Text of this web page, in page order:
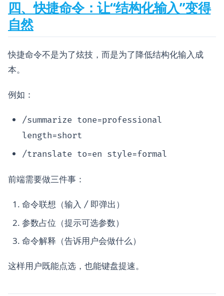
四、快捷命令：让“结构化输入”变得
自然
快捷命令不是为了炫技，而是为了降低结构化输入成
本。
例如：
/summarize tone=professional
length=short
/translate to=en style=formal
前端需要做三件事：
命令联想（输入 / 即弹出）
参数占位（提示可选参数）
命令解释（告诉用户会做什么）
这样用户既能点选，也能键盘提速。